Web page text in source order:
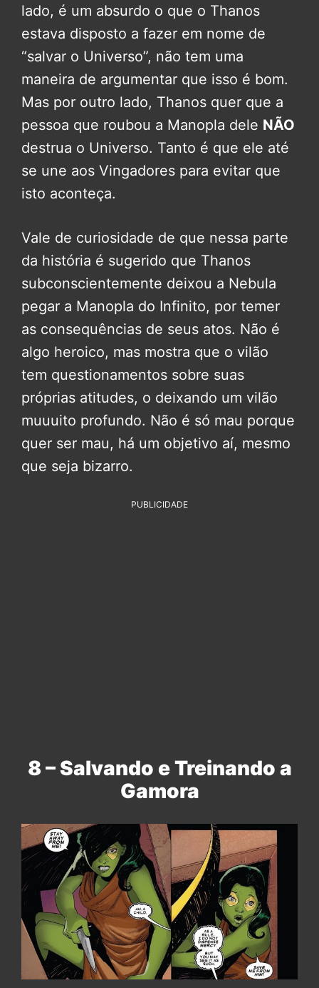
lado, é um absurdo o que o Thanos
estava disposto a fazer em nome de
“salvar o Universo”, não tem uma
maneira de argumentar que isso é bom.
Mas por outro lado, Thanos quer que a
pessoa que roubou a Manopla dele NÃO
destrua o Universo. Tanto é que ele até
se une aos Vingadores para evitar que
isto aconteça.
Vale de curiosidade de que nessa parte
da história é sugerido que Thanos
subconscientemente deixou a Nebula
pegar a Manopla do Infinito, por temer
as consequências de seus atos. Não é
algo heroico, mas mostra que o vilão
tem questionamentos sobre suas
próprias atitudes, o deixando um vilão
muuuito profundo. Não é só mau porque
quer ser mau, há um objetivo aí, mesmo
que seja bizarro.
PUBLICIDADE
8 – Salvando e Treinando a
Gamora